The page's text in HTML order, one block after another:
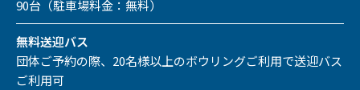
90台（駐車場料金：無料）
無料送迎バス
団体ご予約の際、20名様以上のボウリングご利用で送迎バス
ご利用可